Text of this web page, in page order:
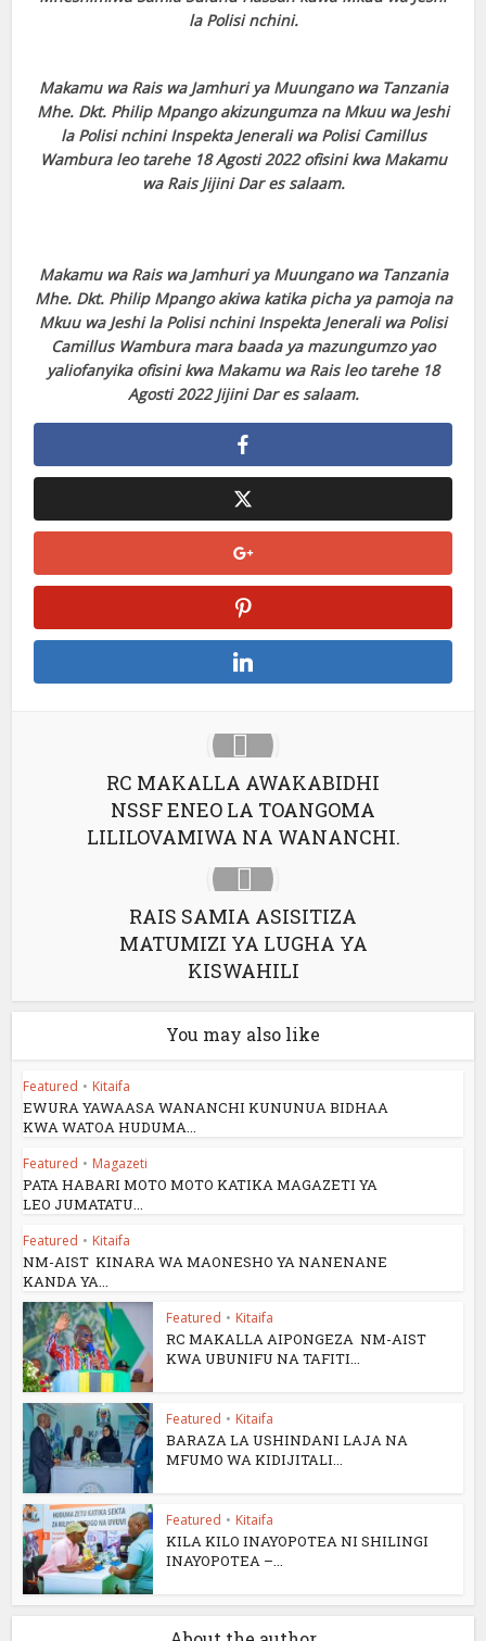
la Polisi nchini.
Makamu wa Rais wa Jamhuri ya Muungano wa Tanzania
Mhe. Dkt. Philip Mpango akizungumza na Mkuu wa Jeshi
la Polisi nchini Inspekta Jenerali wa Polisi Camillus
Wambura leo tarehe 18 Agosti 2022 ofisini kwa Makamu
wa Rais Jijini Dar es salaam.
Makamu wa Rais wa Jamhuri ya Muungano wa Tanzania
Mhe. Dkt. Philip Mpango akiwa katika picha ya pamoja na
Mkuu wa Jeshi la Polisi nchini Inspekta Jenerali wa Polisi
Camillus Wambura mara baada ya mazungumzo yao
yaliofanyika ofisini kwa Makamu wa Rais leo tarehe 18
Agosti 2022 Jijini Dar es salaam.
RC MAKALLA AWAKABIDHI
NSSF ENEO LA TOANGOMA
LILILOVAMIWA NA WANANCHI.
RAIS SAMIA ASISITIZA
MATUMIZI YA LUGHA YA
KISWAHILI
You may also like
Featured • Kitaifa
EWURA YAWAASA WANANCHI KUNUNUA BIDHAA
KWA WATOA HUDUMA...
Featured • Magazeti
PATA HABARI MOTO MOTO KATIKA MAGAZETI YA
LEO JUMATATU...
Featured • Kitaifa
NM-AIST KINARA WA MAONESHO YA NANENANE
KANDA YA...
Featured • Kitaifa
RC MAKALLA AIPONGEZA NM-AIST
KWA UBUNIFU NA TAFITI...
Featured • Kitaifa
BARAZA LA USHINDANI LAJA NA
MFUMO WA KIDIJITALI...
Featured • Kitaifa
KILA KILO INAYOPOTEA NI SHILINGI
INAYOPOTEA –...